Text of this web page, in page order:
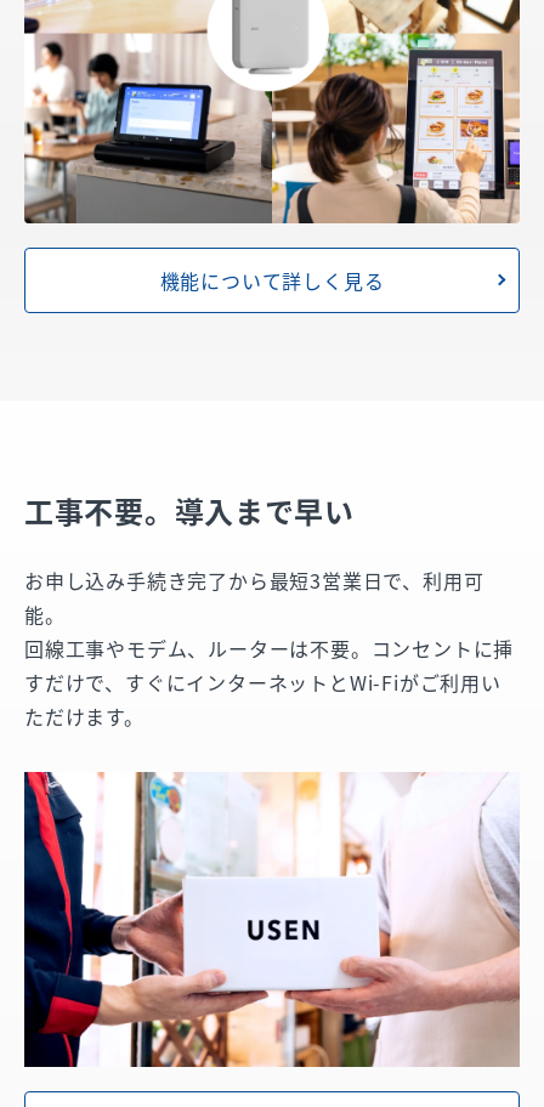
機能について詳しく見る
工事不要。導入まで早い
お申し込み手続き完了から最短3営業日で、利用可
能。
回線工事やモデム、ルーターは不要。コンセントに挿
すだけで、すぐにインターネットとWi-Fiがご利用い
ただけます。